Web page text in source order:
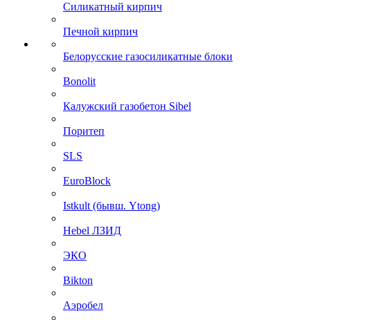
Силикатный кирпич
Печной кирпич
Белорусские газосиликатные блоки
Bonolit
Калужский газобетон Sibel
Поритеп
SLS
EuroBlock
Istkult (бывш. Ytong)
Hebel ЛЗИД
ЭКО
Bikton
Аэробел